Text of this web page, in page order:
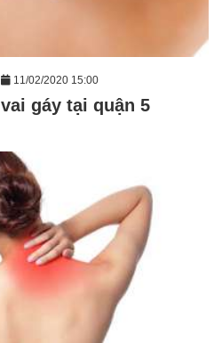
11/02/2020 15:00
gáy tại quận 5